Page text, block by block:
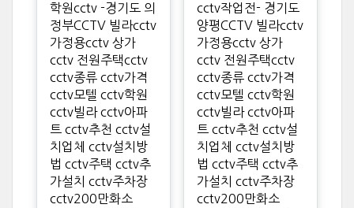
학원cctv -경기도 의
정부CCTV 빌라cctv
가정용cctv 상가
cctv 전원주택cctv
cctv종류 cctv가격
cctv모텔 cctv학원
cctv빌라 cctv아파
트 cctv추천 cctv설
치업체 cctv설치방
법 cctv주택 cctv추
가설치 cctv주차장
cctv200만화소
cctv작업전- 경기도
양평CCTV 빌라cctv
가정용cctv 상가
cctv 전원주택cctv
cctv종류 cctv가격
cctv모텔 cctv학원
cctv빌라 cctv아파
트 cctv추천 cctv설
치업체 cctv설치방
법 cctv주택 cctv추
가설치 cctv주차장
cctv200만화소